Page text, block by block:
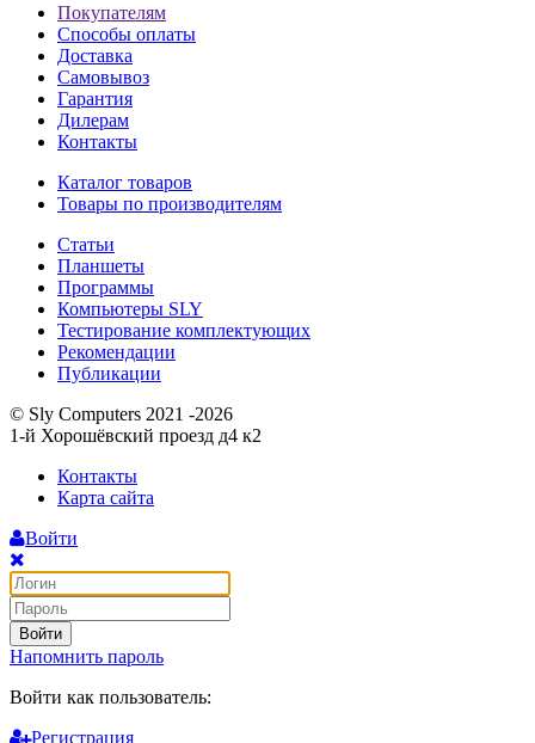
Покупателям
Способы оплаты
Доставка
Самовывоз
Гарантия
Дилерам
Контакты
Каталог товаров
Товары по производителям
Статьи
Планшеты
Программы
Компьютеры SLY
Тестирование комплектующих
Рекомендации
Публикации
© Sly Computers 2021 -2026
1-й Хорошёвский проезд д4 к2
Контакты
Карта сайта
Войти
Войти
Напомнить пароль
Войти как пользователь:
Регистрация